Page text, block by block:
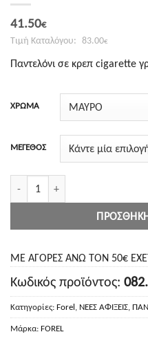
83.00€
Original
price
was:
83.00€.
41.50€
Η
τρέχουσα
τιμή
είναι:
Παντελόνι σε κρεπ cigarette
ΧΡΩΜΑ
ΜΕΓΕΘΟΣ
ΜΕ ΑΓΟΡΕΣ ΑΝΩ ΤΟΝ 50€
Κωδικός προϊόντος:
Κατηγορίες: Forel, ΝΕΕΣ ΑΦΙΞΕΙΣ,
Μάρκα: FOREL